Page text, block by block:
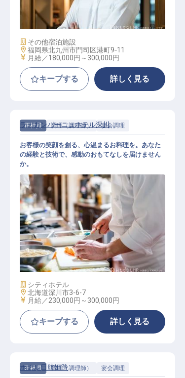
宴会調理スタッフ
施設業態
その他宿泊施設
勤務地
福岡県北九州市門司区港町9‐11
給与
月給／180,000円～ 300,000円
キープする 詳しく見る
正社員 調理（調理師） 宴会調理
調理
ラ・カンパーニュホテル深川
お客様の笑顔を創る、心温まるお料理を。あなた
の経験と技術で、感動のおもてなしを届けません
か。
施設業態
シティホテル
勤務地
北海道深川市3-6-7
給与
月給／230,000円～ 300,000円
キープする 詳しく見る
正社員 調理（調理師） 宴会調理
ホテル日航姫路